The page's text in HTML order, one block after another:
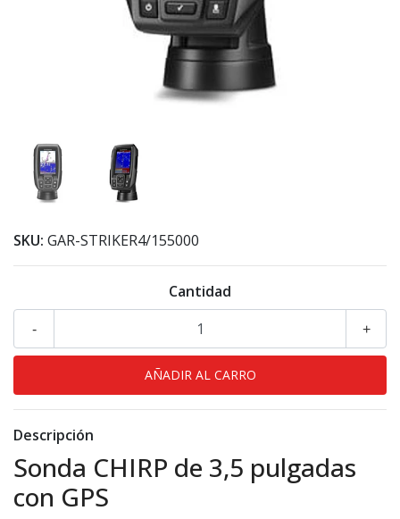
SKU: GAR-STRIKER4/155000
Cantidad
+
-
Descripción
Sonda CHIRP de 3,5 pulgadas
con GPS